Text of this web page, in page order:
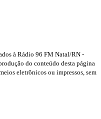
à Rádio 96 FM Natal/RN -
do conteúdo desta página
eletrônicos ou impressos, sem